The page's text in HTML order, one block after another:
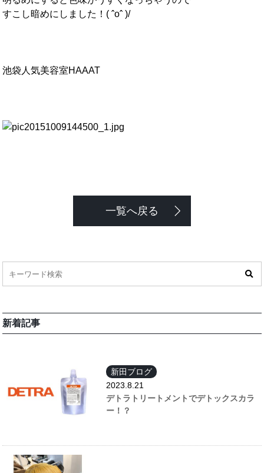
すこし暗めにしました！( ˆoˆ )/
池袋人気美容室HAAAT
一覧へ戻る
新着記事
新田ブログ
2023.8.21
デトラトリートメントでデトックスカラ
ー！？